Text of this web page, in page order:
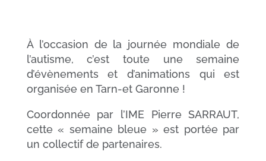
À l’occasion de la journée mondiale de
l’autisme, c’est toute une semaine
d’évènements et d’animations qui est
organisée en Tarn-et Garonne !
Coordonnée par l’IME Pierre SARRAUT,
cette « semaine bleue » est portée par
un collectif de partenaires.